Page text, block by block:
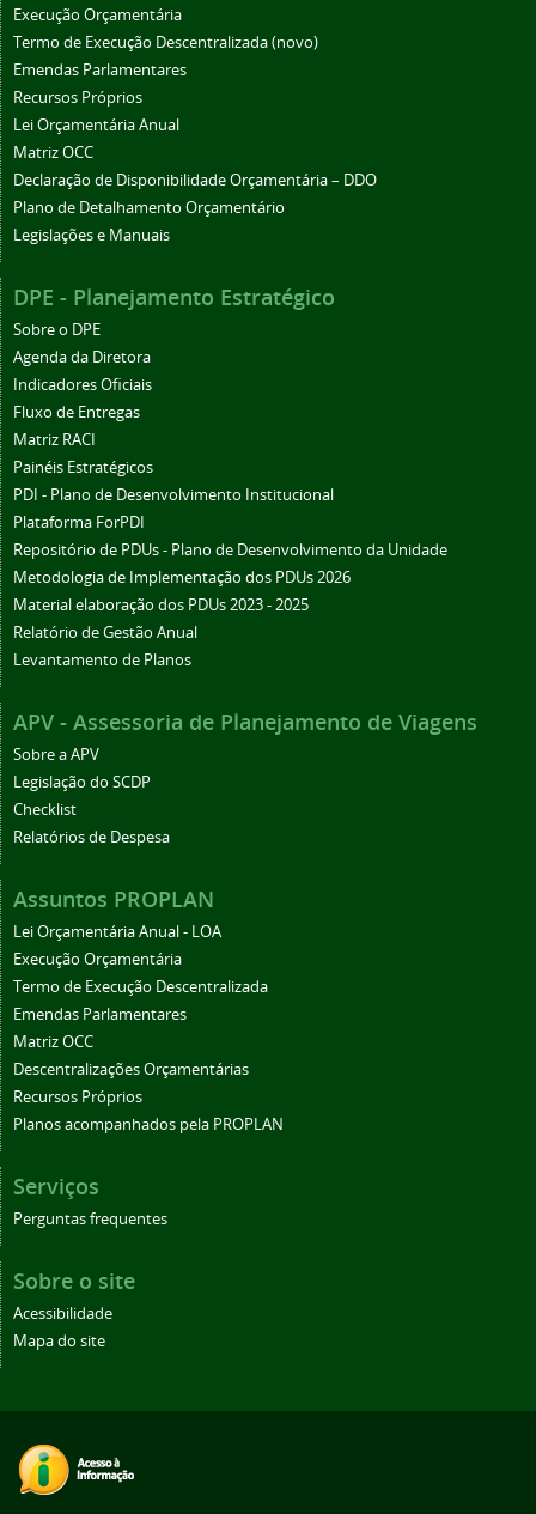
Execução Orçamentária
Termo de Execução Descentralizada (novo)
Emendas Parlamentares
Recursos Próprios
Lei Orçamentária Anual
Matriz OCC
Declaração de Disponibilidade Orçamentária – DDO
Plano de Detalhamento Orçamentário
Legislações e Manuais
DPE - Planejamento Estratégico
Sobre o DPE
Agenda da Diretora
Indicadores Oficiais
Fluxo de Entregas
Matriz RACI
Painéis Estratégicos
PDI - Plano de Desenvolvimento Institucional
Plataforma ForPDI
Repositório de PDUs - Plano de Desenvolvimento da Unidade
Metodologia de Implementação dos PDUs 2026
Material elaboração dos PDUs 2023 - 2025
Relatório de Gestão Anual
Levantamento de Planos
APV - Assessoria de Planejamento de Viagens
Sobre a APV
Legislação do SCDP
Checklist
Relatórios de Despesa
Assuntos PROPLAN
Lei Orçamentária Anual - LOA
Execução Orçamentária
Termo de Execução Descentralizada
Emendas Parlamentares
Matriz OCC
Descentralizações Orçamentárias
Recursos Próprios
Planos acompanhados pela PROPLAN
Serviços
Perguntas frequentes
Sobre o site
Acessibilidade
Mapa do site